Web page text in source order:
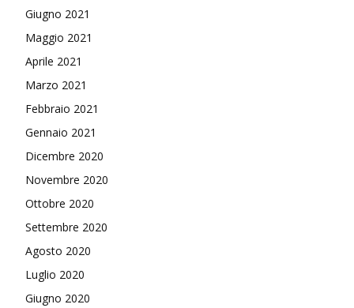
Giugno 2021
Maggio 2021
Aprile 2021
Marzo 2021
Febbraio 2021
Gennaio 2021
Dicembre 2020
Novembre 2020
Ottobre 2020
Settembre 2020
Agosto 2020
Luglio 2020
Giugno 2020